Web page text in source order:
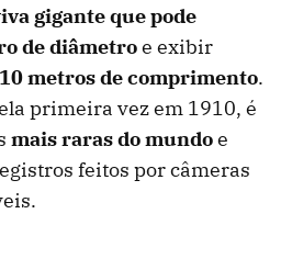
gigante que pode
de diâmetroe exibir
metros de comprimento.
primeira vez em 1910, é
mais raras do mundoe
feitos por câmeras